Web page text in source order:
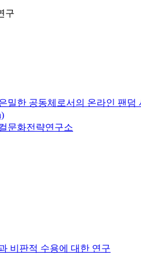
구
밀한 공동체로서의 온라인 팬덤
문화전략연구소
비판적 수용에 대한 연구